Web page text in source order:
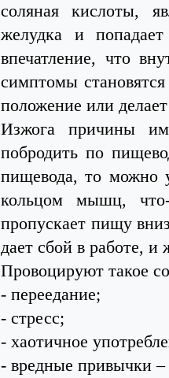
соляная кислоты,
желудка и
впечатление, что
симптомы
положение или
Изжога причины
побродить по
пищевода, то можно
кольцом мышц, что-
пропускает пищу
дает сбой в работе, и
Провоцируют такое
- переедание;
- стресс;
- хаотичное
- вредные привычки –